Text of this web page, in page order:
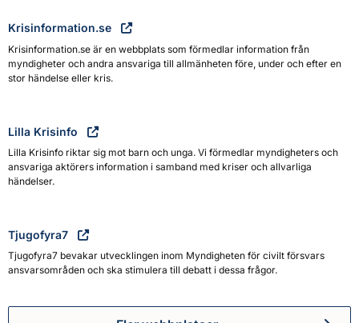
Krisinformation.se
Krisinformation.se är en webbplats som förmedlar information från
myndigheter och andra ansvariga till allmänheten före, under och efter en
stor händelse eller kris.
Lilla Krisinfo
Lilla Krisinfo riktar sig mot barn och unga. Vi förmedlar myndigheters och
ansvariga aktörers information i samband med kriser och allvarliga
händelser.
Tjugofyra7
Tjugofyra7 bevakar utvecklingen inom Myndigheten för civilt försvars
ansvarsområden och ska stimulera till debatt i dessa frågor.